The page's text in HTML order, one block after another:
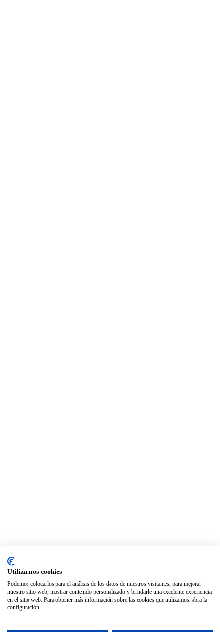
Utilizamos cookies
Podemos colocarlos para el análisis de los datos de nuestros visitantes, para mejorar
nuestro sitio web, mostrar contenido personalizado y brindarle una excelente experiencia
en el sitio web. Para obtener más información sobre las cookies que utilizamos, abra la
configuración.